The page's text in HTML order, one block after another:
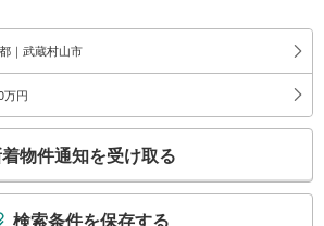
｜武蔵村山市
万円
物件通知を受け取る
検索条件を保存する